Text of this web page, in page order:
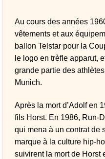
Au cours des années
vêtements et aux
ballon Telstar pour la
le logo en trèfle apparut,
grande partie des
Munich.
Après la mort d’Adolf en
fils Horst. En 1986, Run-
qui mena à un contrat de
marque à la culture hip-
suivirent la mort de Horst